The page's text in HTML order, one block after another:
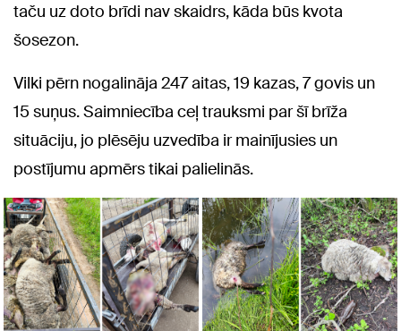
taču uz doto brīdi nav skaidrs, kāda būs kvota
šosezon.
Vilki pērn nogalināja 247 aitas, 19 kazas, 7 govis un
15 suņus. Saimniecība ceļ trauksmi par šī brīža
situāciju, jo plēsēju uzvedība ir mainījusies un
postījumu apmērs tikai palielinās.